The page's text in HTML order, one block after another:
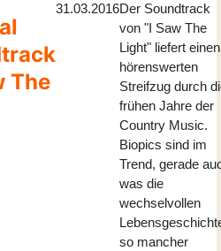
The
31.03.2016Der Soundtrack
von "I Saw The
Light" liefert einen
hörenswerten
Streifzug durch
frühen Jahre der
Country Music.
Biopics sind im
Trend, gerade
was die
wechselvollen
so mancher